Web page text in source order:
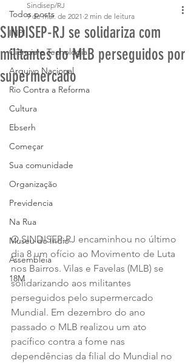
Todos posts
INPI
Ciência e Tecnologia
Arquivo Nacional
Rio Contra a Reforma
Cultura
Ebserh
Começar
Sua comunidade
Organização
Previdencia
Na Rua
Museu do Índio
Assembleia
18M
SINDISEP-RJ se solidariza com
militantes do MLB perseguidos por
supermercado
Sindisep/RJ
9 de mar. de 2021 2 min de leitura
O SINDISEP-RJ encaminhou no último
dia 8 um ofício ao Movimento de Luta
nos Bairros. Vilas e Favelas (MLB) se
solidarizando aos militantes
perseguidos pelo supermercado
Mundial. Em dezembro do ano
passado o MLB realizou um ato
pacífico contra a fome nas
dependências da filial do Mundial no